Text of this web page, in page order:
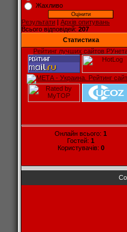
Жахливо
Результати | Архів опитувань
Всього відповідей: 207
Статистика
Рейтинг лучших сайтов
Онлайн всього: 1
Гостей: 1
Користувачів: 0